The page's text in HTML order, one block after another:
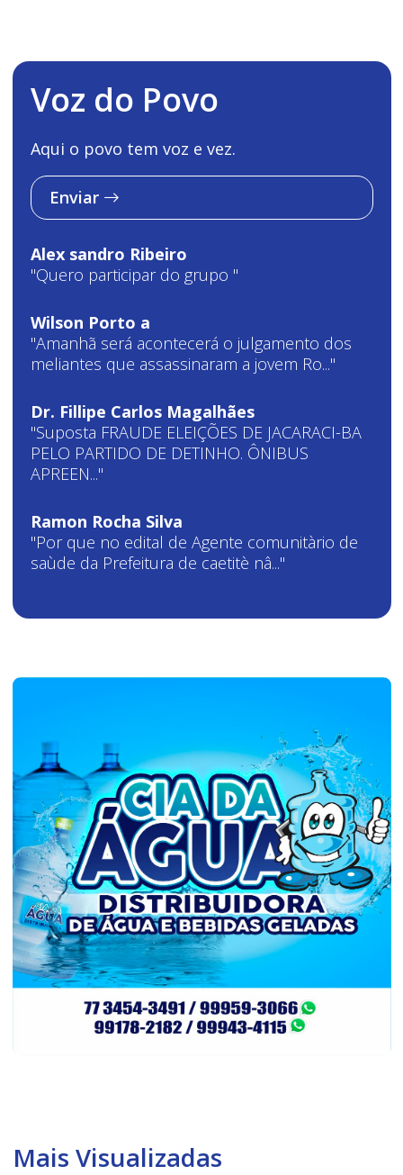
Voz do Povo
Aqui o povo tem voz e vez.
Enviar
Alex sandro Ribeiro
"Quero participar do grupo "
Wilson Porto a
"Amanhã será acontecerá o julgamento dos
meliantes que assassinaram a jovem Ro..."
Dr. Fillipe Carlos Magalhães
"Suposta FRAUDE ELEIÇÕES DE JACARACI-BA
PELO PARTIDO DE DETINHO. ÔNIBUS
APREEN..."
Ramon Rocha Silva
"Por que no edital de Agente comunitàrio de
saùde da Prefeitura de caetitè nâ..."
Mais Visualizadas